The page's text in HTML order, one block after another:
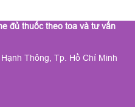
đủ thuốc theo toa và tư vấn
Thông, Tp. Hồ Chí Minh